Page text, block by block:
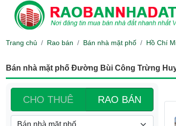
Trang chủ Rao bán Bán nhà mặt phố Hồ Chí
Bán nhà mặt phố Đường Bùi Công Trừng
CHO THUÊ RAO BÁN